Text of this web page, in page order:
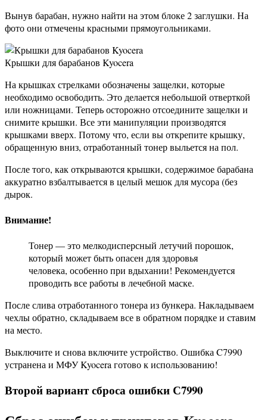
Вынув барабан, нужно найти на этом блоке 2 заглушки. На
фото они отмечены красными прямоугольниками.
Крышки для барабанов Kyocera
На крышках стрелками обозначены защелки, которые
необходимо освободить. Это делается небольшой отверткой
или ножницами. Теперь осторожно отсоедините защелки и
снимите крышки. Все эти манипуляции производятся
крышками вверх. Потому что, если вы открепите крышку,
обращенную вниз, отработанный тонер выльется на пол.
После того, как открываются крышки, содержимое барабана
аккуратно взбалтывается в целый мешок для мусора (без
дырок.
Внимание!
Тонер — это мелкодисперсный летучий порошок,
который может быть опасен для здоровья
человека, особенно при вдыхании! Рекомендуется
проводить все работы в лечебной маске.
После слива отработанного тонера из бункера. Накладываем
чехлы обратно, складываем все в обратном порядке и ставим
на место.
Выключите и снова включите устройство. Ошибка C7990
устранена и МФУ Kyocera готово к использованию!
Второй вариант сброса ошибки С7990